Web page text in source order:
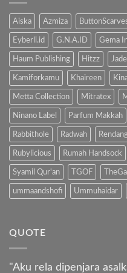
Anak
Aiska Azmiza
Eyberli.id G.N.A.ID Gema
Haum Publishing Hitzz
Kamiforkamu Khaireen
Metta Collection Mitratex
Ninano Label Parfum Makkah
Rabbithole Radwah
Rubylicious Rumah Handsock
Syamil Qur'an TGOF
ummaandshofi Ummuhaidar
QUOTE
"Aku rela dipenjara